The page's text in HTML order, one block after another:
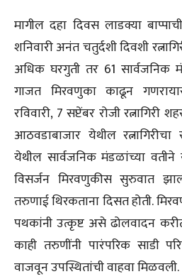
मागील दहा दिवस लाडक्या
शनिवारी अनंत चतुर्दशी दिवशी
अधिक घरगुती तर 61 सार्वजनिक
गाजत मिरवणुका काढून
रविवारी, 7 सप्टेंबर रोजी रत्नागिरी
आठवडाबाजार येथील
येथील सार्वजनिक मंडळांच्या
विसर्जन मिरवणुकीस सुरुवात
तरुणाई थिरकताना दिसत होती.
पथकांनी उत्कृष्ट असे ढोलवादन
काही तरुणींनी पारंपरिक साडी
वाजवून उपस्थितांची वाहवा मिळवली.